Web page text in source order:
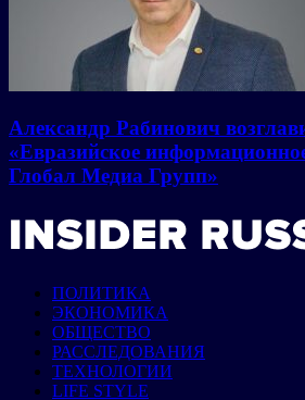
Александр Рабинович
«Евразийское
Глобал Медиа Групп»
ПОЛИТИКА
ЭКОНОМИКА
ОБЩЕСТВО
РАССЛЕДОВАНИЯ
ТЕХНОЛОГИИ
LIFE STYLE